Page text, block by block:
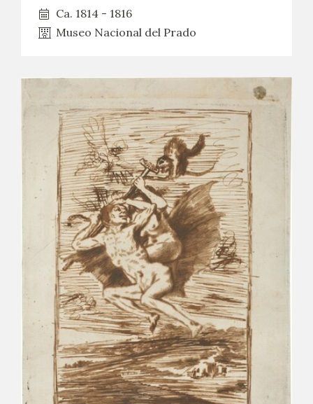
Ca. 1814 - 1816
Museo Nacional del Prado